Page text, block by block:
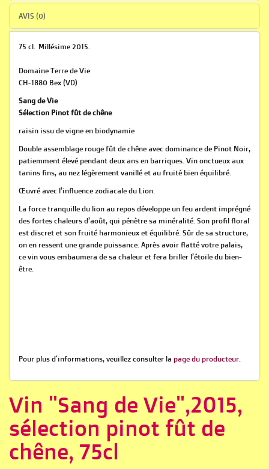
AVIS (0)
75 cl. Millésime 2015.
Domaine Terre de Vie
CH-1880 Bex (VD)
Sang de Vie
Sélection Pinot fût de chêne
raisin issu de vigne en biodynamie
Double assemblage rouge fût de chêne avec dominance de Pinot Noir,
patiemment élevé pendant deux ans en barriques. Vin onctueux aux
tanins fins, au nez légèrement vanillé et au fruité bien équilibré.
Œuvré avec l’influence zodiacale du Lion.
La force tranquille du lion au repos développe un feu ardent imprégné
des fortes chaleurs d’août, qui pénètre sa minéralité. Son profil floral
est discret et son fruité harmonieux et équilibré. Sûr de sa structure,
on en ressent une grande puissance. Après avoir flatté votre palais,
ce vin vous embaumera de sa chaleur et fera briller l’étoile du bien-
être.
Pour plus d'informations, veuillez consulter la page du producteur
Vin "Sang de Vie",2015,
sélection pinot fût de
chêne, 75cl